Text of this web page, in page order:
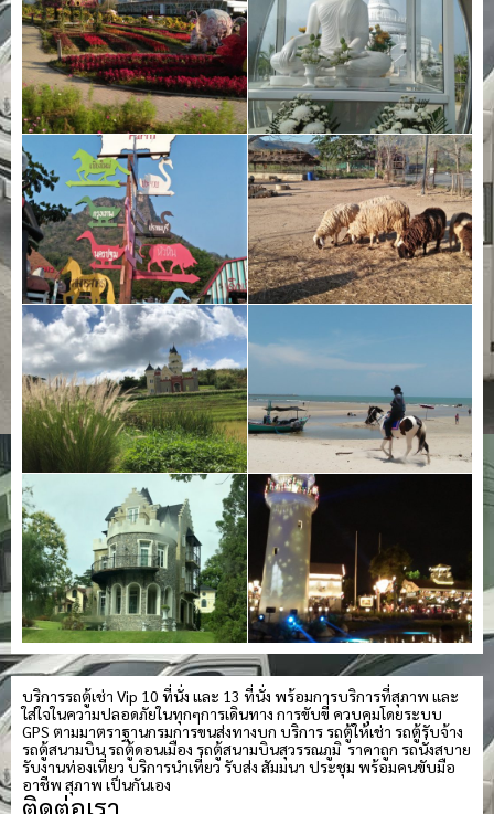
บริการรถตู้เช่า Vip 10 ที่นั่ง และ 13 ที่นั่ง พร้อมการบริการที่สุภาพ และ
ใส่ใจในความปลอดภัยในทุกๆการเดินทาง การขับขี่ ควบคุมโดยระบบ
GPS ตามมาตราฐานกรมการขนส่งทางบก บริการ รถตู้ให้เช่า รถตู้รับจ้าง
รถตู้สนามบิน รถตู้ดอนเมือง รถตู้สนามบินสุวรรณภูมิ ราคาถูก รถนั่งสบาย
รับงานท่องเที่ยว บริการนำเที่ยว รับส่ง สัมมนา ประชุม พร้อมคนขับมือ
อาชีพ สุภาพ เป็นกันเอง